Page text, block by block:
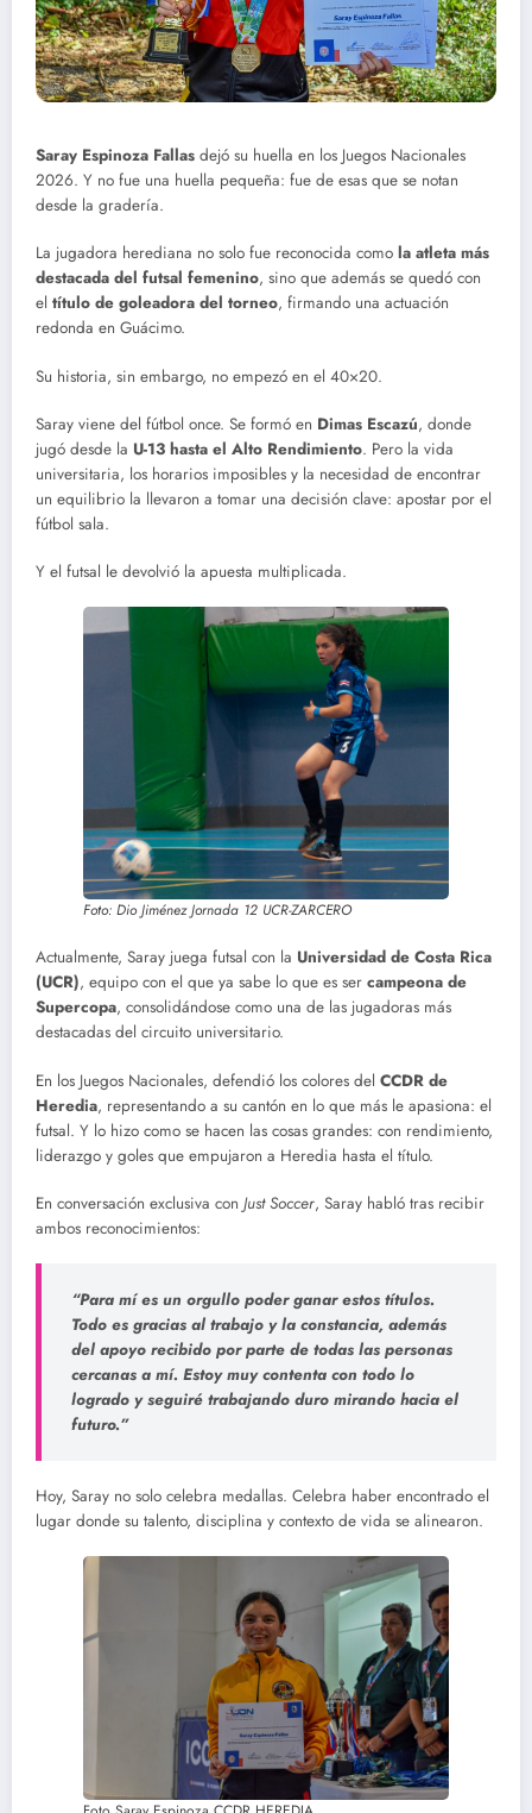
Saray Espinoza Fallas dejó su huella en los Juegos Nacionales
2026. Y no fue una huella pequeña: fue de esas que se notan
desde la gradería.
La jugadora herediana no solo fue reconocida como la atleta más
destacada del futsal femenino, sino que además se quedó con
el título de goleadora del torneo, firmando una actuación
redonda en Guácimo.
Su historia, sin embargo, no empezó en el 40×20.
Saray viene del fútbol once. Se formó en Dimas Escazú, donde
jugó desde la U-13 hasta el Alto Rendimiento. Pero la vida
universitaria, los horarios imposibles y la necesidad de encontrar
un equilibrio la llevaron a tomar una decisión clave: apostar por el
fútbol sala.
Y el futsal le devolvió la apuesta multiplicada.
Foto: Dio Jiménez Jornada 12 UCR-ZARCERO
Actualmente, Saray juega futsal con la Universidad de Costa Rica
(UCR), equipo con el que ya sabe lo que es ser campeona de
Supercopa, consolidándose como una de las jugadoras más
destacadas del circuito universitario.
En los Juegos Nacionales, defendió los colores del CCDR de
Heredia, representando a su cantón en lo que más le apasiona: el
futsal. Y lo hizo como se hacen las cosas grandes: con rendimiento,
liderazgo y goles que empujaron a Heredia hasta el título.
En conversación exclusiva con Just Soccer, Saray habló tras recibir
ambos reconocimientos:
“Para mí es un orgullo poder ganar estos títulos.
Todo es gracias al trabajo y la constancia, además
del apoyo recibido por parte de todas las personas
cercanas a mí. Estoy muy contenta con todo lo
logrado y seguiré trabajando duro mirando hacia el
futuro.”
Hoy, Saray no solo celebra medallas. Celebra haber encontrado el
lugar donde su talento, disciplina y contexto de vida se alinearon.